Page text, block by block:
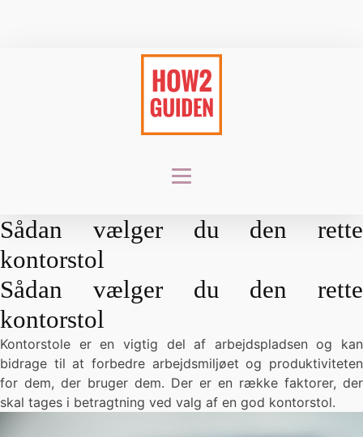
Sådan vælger du den rette
kontorstol
Sådan vælger du den rette
kontorstol
Kontorstole er en vigtig del af arbejdspladsen og kan
bidrage til at forbedre arbejdsmiljøet og produktiviteten
for dem, der bruger dem. Der er en række faktorer, der
skal tages i betragtning ved valg af en god kontorstol.